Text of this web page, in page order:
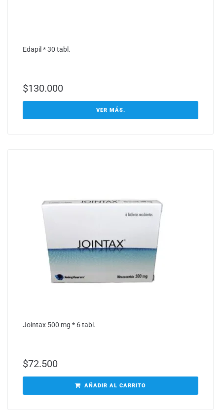
Edapil * 30 tabl.
$130.000
VER MÁS.
Jointax 500 mg * 6 tabl.
$72.500
AÑADIR AL CARRITO